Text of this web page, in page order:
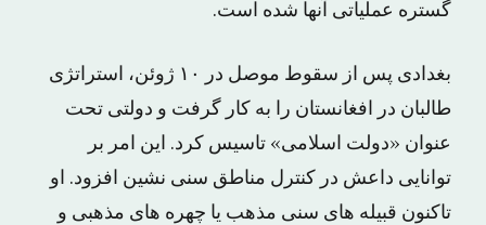
گستره عملیاتی آنها شده است.
بغدادی پس از سقوط موصل در ۱۰ ژوئن، استراتژی
طالبان در افغانستان را به کار گرفت و دولتی تحت
عنوان «دولت اسلامی» تاسیس کرد. این امر بر
توانایی داعش در کنترل مناطق سنی نشین افزود. او
تاکنون قبیله های سنی مذهب یا چهره های مذهبی و